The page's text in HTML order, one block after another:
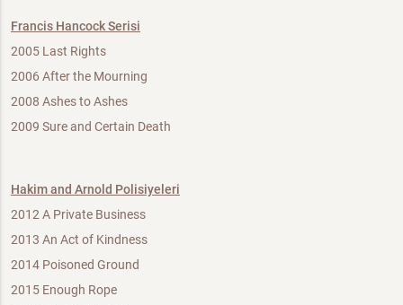
Francis Hancock Serisi
2005 Last Rights
2006 After the Mourning
2008 Ashes to Ashes
2009 Sure and Certain Death
Hakim and Arnold Polisiyeleri
2012 A Private Business
2013 An Act of Kindness
2014 Poisoned Ground
2015 Enough Rope